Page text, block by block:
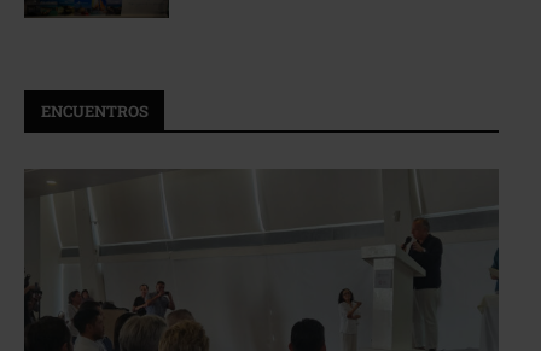
ENCUENTROS